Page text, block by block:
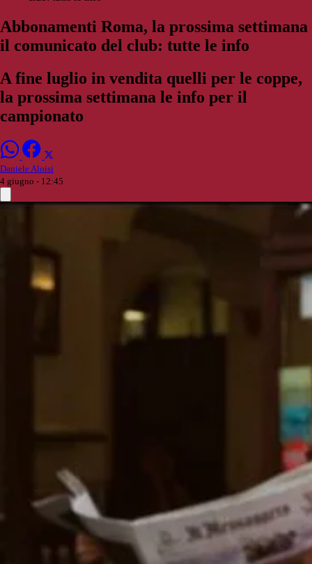
Abbonamenti Roma, la prossima settimana
il comunicato del club: tutte le info
A fine luglio in vendita quelli per le coppe,
la prossima settimana le info per il
campionato
Daniele Aloisi
4 giugno - 12:45